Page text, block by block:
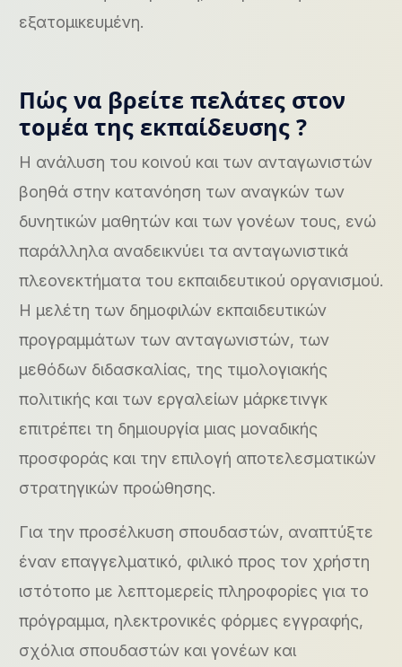
εξατομικευμένη.
Πώς να βρείτε πελάτες στον
τομέα της εκπαίδευσης ?
Η ανάλυση του κοινού και των ανταγωνιστών
βοηθά στην κατανόηση των αναγκών των
δυνητικών μαθητών και των γονέων τους, ενώ
παράλληλα αναδεικνύει τα ανταγωνιστικά
πλεονεκτήματα του εκπαιδευτικού οργανισμού.
Η μελέτη των δημοφιλών εκπαιδευτικών
προγραμμάτων των ανταγωνιστών, των
μεθόδων διδασκαλίας, της τιμολογιακής
πολιτικής και των εργαλείων μάρκετινγκ
επιτρέπει τη δημιουργία μιας μοναδικής
προσφοράς και την επιλογή αποτελεσματικών
στρατηγικών προώθησης.
Για την προσέλκυση σπουδαστών, αναπτύξτε
έναν επαγγελματικό, φιλικό προς τον χρήστη
ιστότοπο με λεπτομερείς πληροφορίες για το
πρόγραμμα, ηλεκτρονικές φόρμες εγγραφής,
σχόλια σπουδαστών και γονέων και